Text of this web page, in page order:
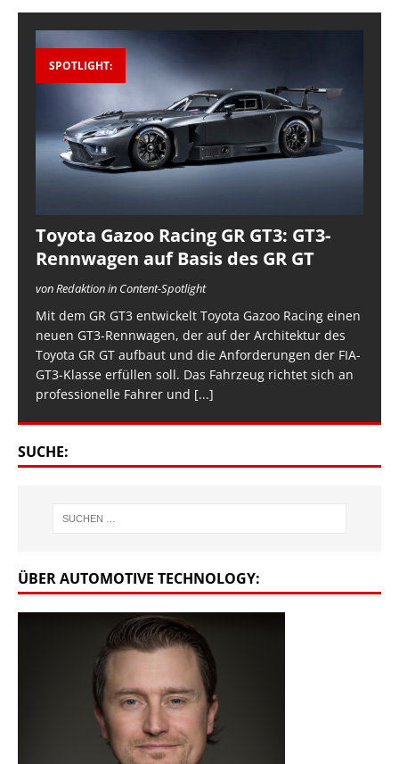
SPOTLIGHT:
Toyota Gazoo Racing GR GT3: GT3-
Rennwagen auf Basis des GR GT
von Redaktion in Content-Spotlight
Mit dem GR GT3 entwickelt Toyota Gazoo Racing einen
neuen GT3-Rennwagen, der auf der Architektur des
Toyota GR GT aufbaut und die Anforderungen der FIA-
GT3-Klasse erfüllen soll. Das Fahrzeug richtet sich an
professionelle Fahrer und [...]
SUCHE:
ÜBER AUTOMOTIVE TECHNOLOGY: